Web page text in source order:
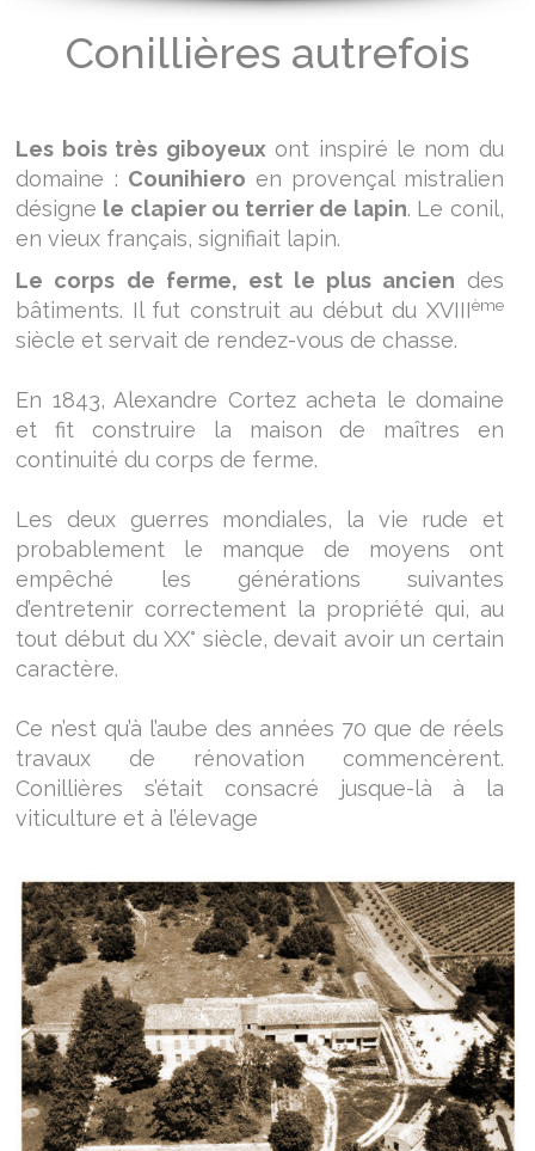
Conillières autrefois
Les bois très giboyeux ont inspiré le nom du
domaine : Counihiero en provençal mistralien
désigne le clapier ou terrier de lapin. Le conil,
en vieux français, signifiait lapin.
Le corps de ferme, est le plus ancien des
bâtiments. Il fut construit au début du XVIIIème
siècle et servait de rendez-vous de chasse.
En 1843, Alexandre Cortez acheta le domaine
et fit construire la maison de maîtres en
continuité du corps de ferme.
Les deux guerres mondiales, la vie rude et
probablement le manque de moyens ont
empêché les générations suivantes
d’entretenir correctement la propriété qui, au
tout début du XX° siècle, devait avoir un certain
caractère.
Ce n’est qu’à l’aube des années 70 que de réels
travaux de rénovation commencèrent.
Conillières s’était consacré jusque-là à la
viticulture et à l’élevage